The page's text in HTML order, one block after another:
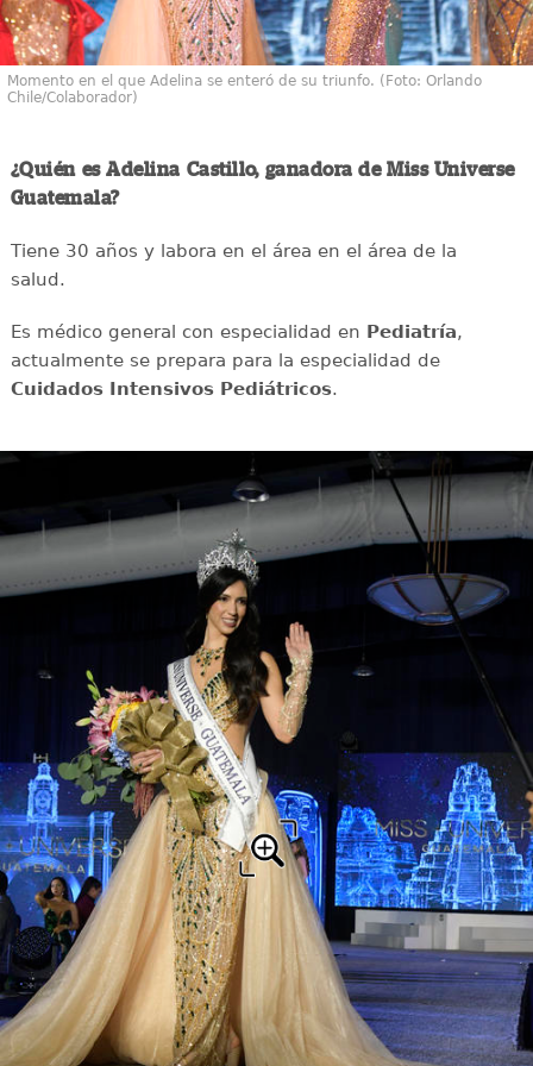
Momento en el que Adelina se enteró de su triunfo. (Foto: Orlando
Chile/Colaborador)
¿Quién es Adelina Castillo, ganadora de Miss Universe
Guatemala?
Tiene 30 años y labora en el área en el área de la
salud.
Es médico general con especialidad en Pediatría,
actualmente se prepara para la especialidad de
Cuidados Intensivos Pediátricos.